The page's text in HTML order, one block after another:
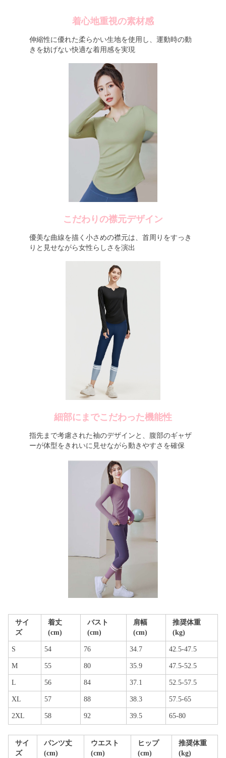
着心地重視の素材感
伸縮性に優れた柔らかい生地を使用し、運動時の動
きを妨げない快適な着用感を実現
こだわりの襟元デザイン
優美な曲線を描く小さめの襟元は、首周りをすっき
りと見せながら女性らしさを演出
細部にまでこだわった機能性
指先まで考慮された袖のデザインと、腹部のギャザ
ーが体型をきれいに見せながら動きやすさを確保
サイ
ズ
着丈
(cm)
バスト
(cm)
肩幅
(cm)
推奨体重
(kg)
S 54 76 34.7 42.5-47.5
M 55 80 35.9 47.5-52.5
L 56 84 37.1 52.5-57.5
XL 57 88 38.3 57.5-65
2XL 58 92 39.5 65-80
サイ
ズ
パンツ丈
(cm)
ウエスト
(cm)
ヒップ
(cm)
推奨体重
(kg)